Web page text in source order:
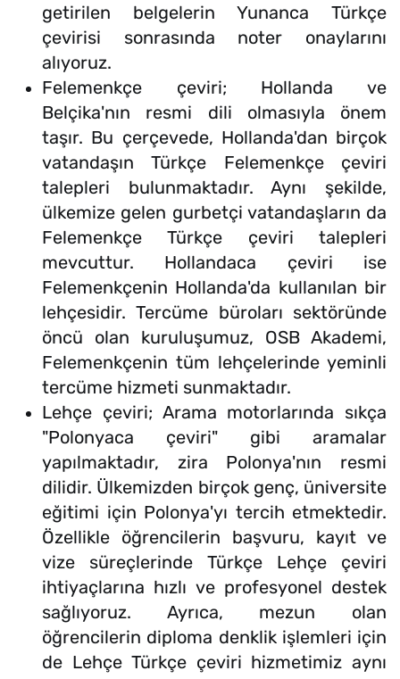
getirilen belgelerin Yunanca Türkçe
çevirisi sonrasında noter onaylarını
alıyoruz.
Felemenkçe çeviri; Hollanda ve
Belçika'nın resmi dili olmasıyla önem
taşır. Bu çerçevede, Hollanda'dan birçok
vatandaşın Türkçe Felemenkçe çeviri
talepleri bulunmaktadır. Aynı şekilde,
ülkemize gelen gurbetçi vatandaşların da
Felemenkçe Türkçe çeviri talepleri
mevcuttur. Hollandaca çeviri ise
Felemenkçenin Hollanda'da kullanılan bir
lehçesidir. Tercüme büroları sektöründe
öncü olan kuruluşumuz, OSB Akademi,
Felemenkçenin tüm lehçelerinde yeminli
tercüme hizmeti sunmaktadır.
Lehçe çeviri; Arama motorlarında sıkça
"Polonyaca çeviri" gibi aramalar
yapılmaktadır, zira Polonya'nın resmi
dilidir. Ülkemizden birçok genç, üniversite
eğitimi için Polonya'yı tercih etmektedir.
Özellikle öğrencilerin başvuru, kayıt ve
vize süreçlerinde Türkçe Lehçe çeviri
ihtiyaçlarına hızlı ve profesyonel destek
sağlıyoruz. Ayrıca, mezun olan
öğrencilerin diploma denklik işlemleri için
de Lehçe Türkçe çeviri hizmetimiz aynı